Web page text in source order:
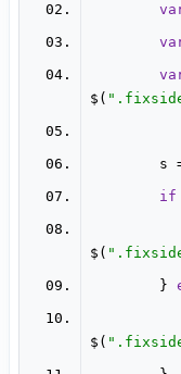
$(
if
$(
        }
$(